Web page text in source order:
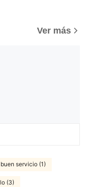
Ver más
buen servicio (1)
(3)